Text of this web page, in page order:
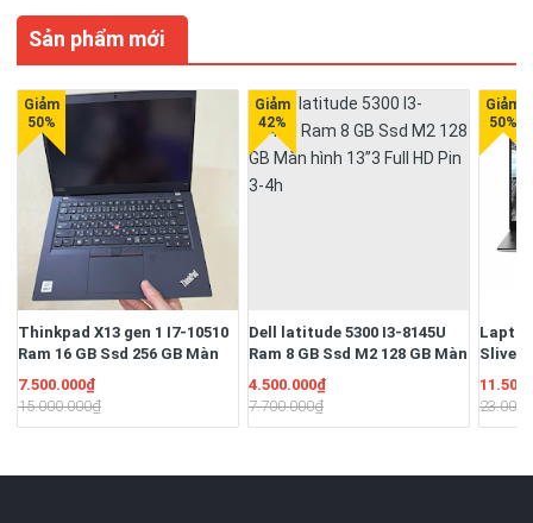
Sản phẩm mới
Thinkpad X13 gen 1 I7-10510
Ram 16 GB Ssd 256 GB Màn
13.3" Full HD Ngoại hình đẹp
Pin 3-4h
7.500.000₫
15.000.000₫
Dell latitude 5300 I3-8145U
Ram 8 GB Ssd M2 128 GB Màn
hình 13”3 Full HD Pin 3-4h
4.500.000₫
7.700.000₫
Laptop
Sliver/
13.3"
51W/